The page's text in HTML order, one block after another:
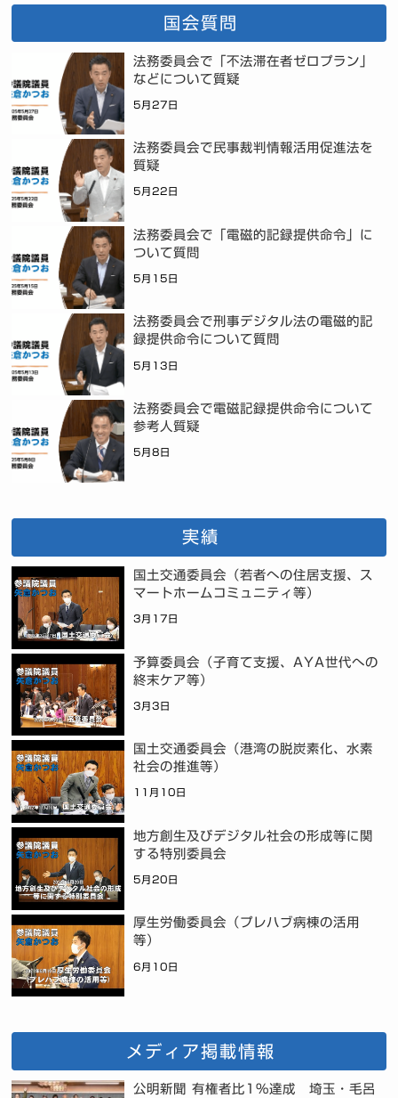
国会質問
法務委員会で「不法滞在者ゼロプラン」
などについて質疑
5月27日
法務委員会で民事裁判情報活用促進法を
質疑
5月22日
法務委員会で「電磁的記録提供命令」に
ついて質問
5月15日
法務委員会で刑事デジタル法の電磁的記
録提供命令について質問
5月13日
法務委員会で電磁記録提供命令について
参考人質疑
5月8日
実績
国土交通委員会（若者への住居支援、ス
マートホームコミュニティ等）
3月17日
予算委員会（子育て支援、AYA世代への
終末ケア等）
3月3日
国土交通委員会（港湾の脱炭素化、水素
社会の推進等）
11月10日
地方創生及びデジタル社会の形成等に関
する特別委員会
5月20日
厚生労働委員会（プレハブ病棟の活用
等）
6月10日
メディア掲載情報
公明新聞 有権者比1%達成 埼玉・毛呂